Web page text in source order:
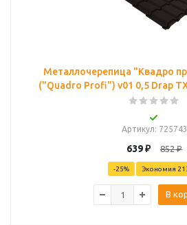
Металлочерепица "Квадро
("Quadro Profi") v01 0,5 Drap
Артикул: 725743
639₽ 852₽
-25% Экономия
В